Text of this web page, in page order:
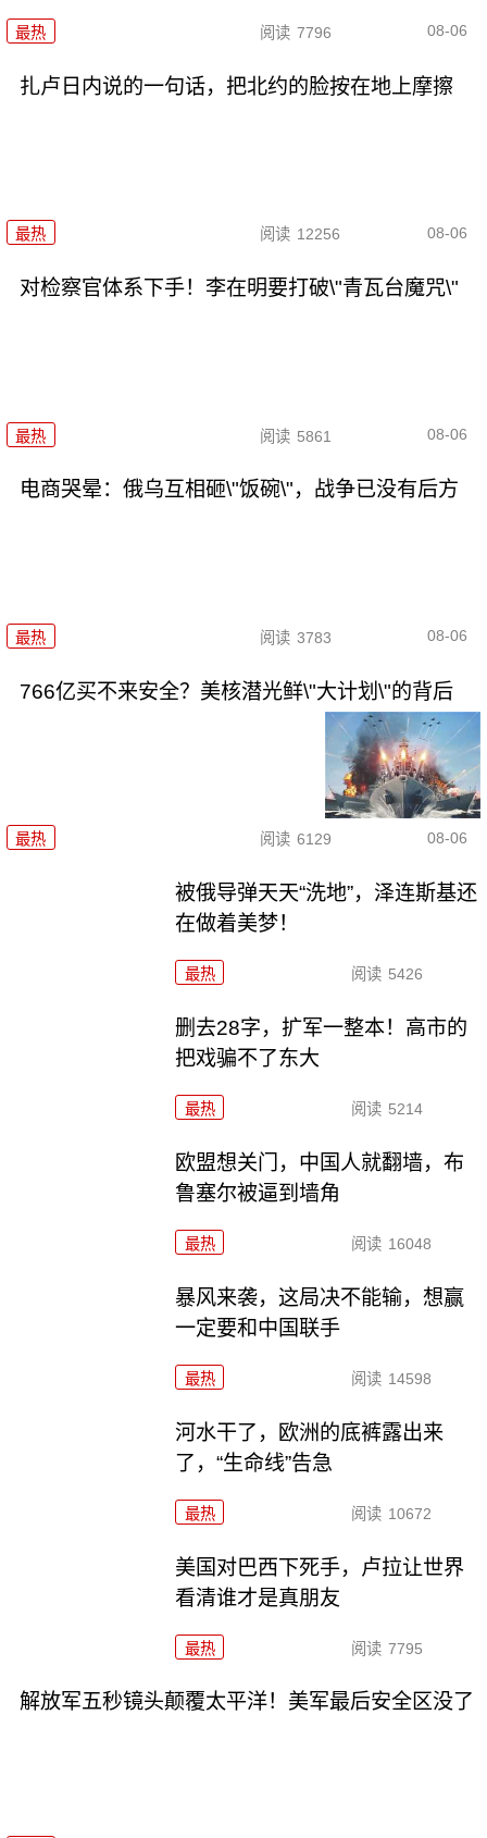
最热 阅读 7796 08-06
扎卢日内说的一句话，把北约的脸按在地上摩擦
最热 阅读 12256 08-06
对检察官体系下手！李在明要打破\"青瓦台魔咒\"
最热 阅读 5861 08-06
电商哭晕：俄乌互相砸\"饭碗\"，战争已没有后方
最热 阅读 3783 08-06
766亿买不来安全？美核潜光鲜\"大计划\"的背后
最热 阅读 6129 08-06
被俄导弹天天“洗地”，泽连斯基还
在做着美梦！
最热 阅读 5426
删去28字，扩军一整本！高市的
把戏骗不了东大
最热 阅读 5214
欧盟想关门，中国人就翻墙，布
鲁塞尔被逼到墙角
最热 阅读 16048
暴风来袭，这局决不能输，想赢
一定要和中国联手
最热 阅读 14598
河水干了，欧洲的底裤露出来
了，“生命线”告急
最热 阅读 10672
美国对巴西下死手，卢拉让世界
看清谁才是真朋友
最热 阅读 7795
解放军五秒镜头颠覆太平洋！美军最后安全区没了